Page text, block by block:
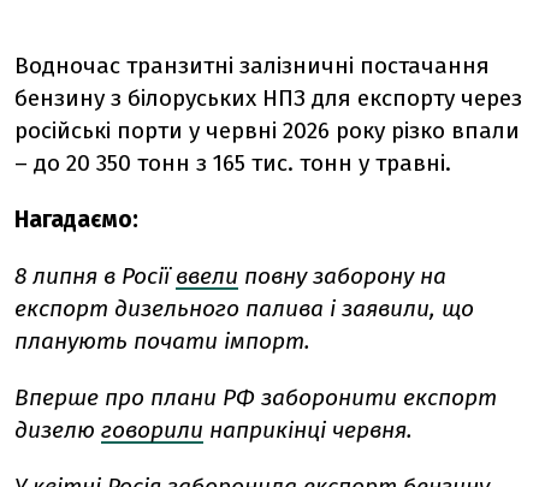
Водночас транзитні залізничні постачання
бензину з білоруських НПЗ для експорту через
російські порти у червні 2026 року різко впали
– до 20 350 тонн з 165 тис. тонн у травні.
Нагадаємо:
8 липня в Росії ввели повну заборону на
експорт дизельного палива і заявили, що
планують почати імпорт.
Вперше про плани РФ заборонити експорт
дизелю говорили наприкінці червня.